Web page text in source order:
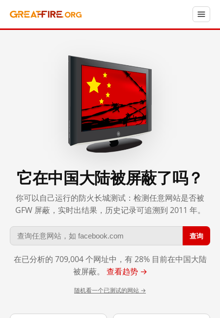
它在中国大陆被屏蔽了吗？
你可以自己运行的防火长城测试：检测任意网站是否被
GFW 屏蔽，实时出结果，历史记录可追溯到 2011 年。
查询
在已分析的 709,004 个网址中，有 28% 目前在中国大陆
被屏蔽。 查看趋势 →
随机看一个已测试的网站 →